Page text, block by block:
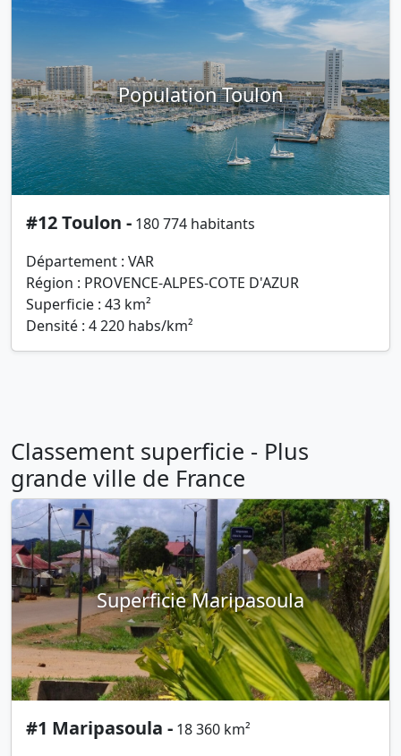
Population Toulon
#12 Toulon - 180 774 habitants
Département : VAR
Région : PROVENCE-ALPES-COTE D'AZUR
Superficie : 43 km²
Densité : 4 220 habs/km²
Classement superficie - Plus
grande ville de France
Superficie Maripasoula
#1 Maripasoula - 18 360 km²